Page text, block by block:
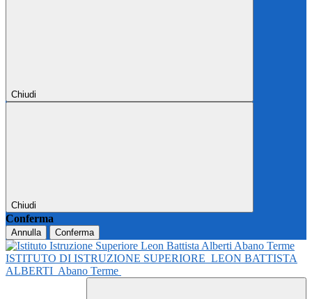
Chiudi
Chiudi
Conferma
Annulla Conferma
ISTITUTO DI ISTRUZIONE SUPERIORE LEON BATTISTA
ALBERTI Abano Terme